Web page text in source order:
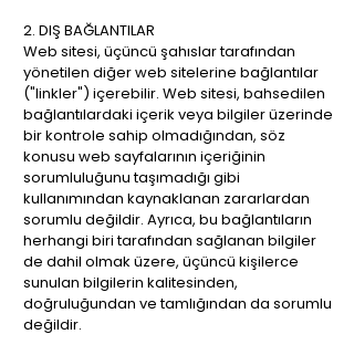
2. DIŞ BAĞLANTILAR
Web sitesi, üçüncü şahıslar tarafından
yönetilen diğer web sitelerine bağlantılar
("linkler") içerebilir. Web sitesi, bahsedilen
bağlantılardaki içerik veya bilgiler üzerinde
bir kontrole sahip olmadığından, söz
konusu web sayfalarının içeriğinin
sorumluluğunu taşımadığı gibi
kullanımından kaynaklanan zararlardan
sorumlu değildir. Ayrıca, bu bağlantıların
herhangi biri tarafından sağlanan bilgiler
de dahil olmak üzere, üçüncü kişilerce
sunulan bilgilerin kalitesinden,
doğruluğundan ve tamlığından da sorumlu
değildir.